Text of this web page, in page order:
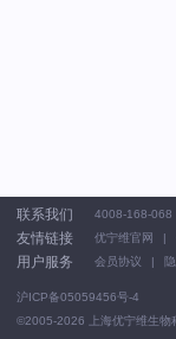
联系我们 4008-168-068
友情链接 优宁维官网
用户服务 会员协议
沪ICP备05059456号-4
©2005-2026 上海优宁维生